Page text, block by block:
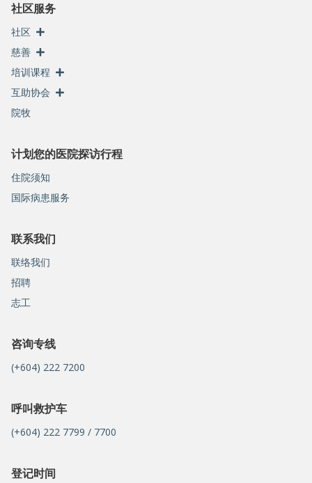
社区服务
社区
慈善
培训课程
互助协会
院牧
计划您的医院探访行程
住院须知
国际病患服务
联系我们
联络我们
招聘
志工
咨询专线
(+604) 222 7200
呼叫救护车
(+604) 222 7799 / 7700
登记时间